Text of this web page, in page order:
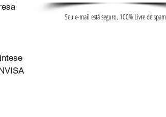
Seu e-mail está seguro. 100% Livre de spam